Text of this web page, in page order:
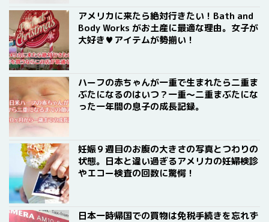
アメリカに来たら絶対行きたい！Bath and
Body Works がお土産に最適な理由。女子が
大好き♥アイテムが勢揃い！
ハーフの赤ちゃんが一重で生まれたら二重ま
ぶたになるのはいつ？一重〜二重まぶたにな
った一年間の息子の成長記録。
妊娠９週目のお腹の大きさの写真とつわりの
状態。日本と違い過ぎるアメリカの妊婦検診
やエコー検査の回数に驚愕！
日本一時帰国での買物は免税手続きを忘れず